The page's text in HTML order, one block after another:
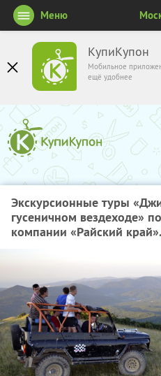
КупиКупон
Мобильное
ещё удобнее
Меню
Экскурсионные туры
гусеничном вездеходе»
компании «Райский край».